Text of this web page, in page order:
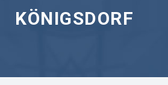
KÖNIGSDORF